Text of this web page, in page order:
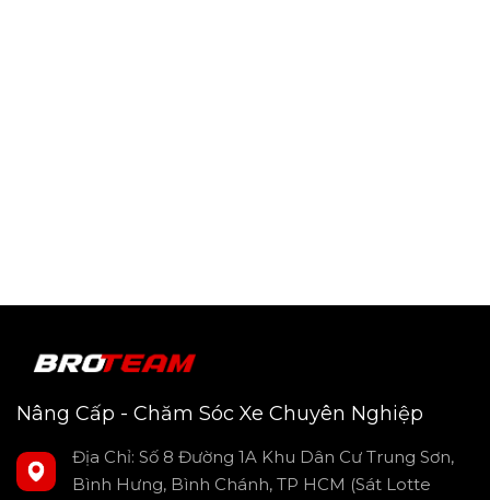
Nâng Cấp - Chăm Sóc Xe Chuyên Nghiệp
Địa Chỉ: Số 8 Đường 1A Khu Dân Cư Trung Sơn,
Bình Hưng, Bình Chánh, TP HCM (Sát Lotte